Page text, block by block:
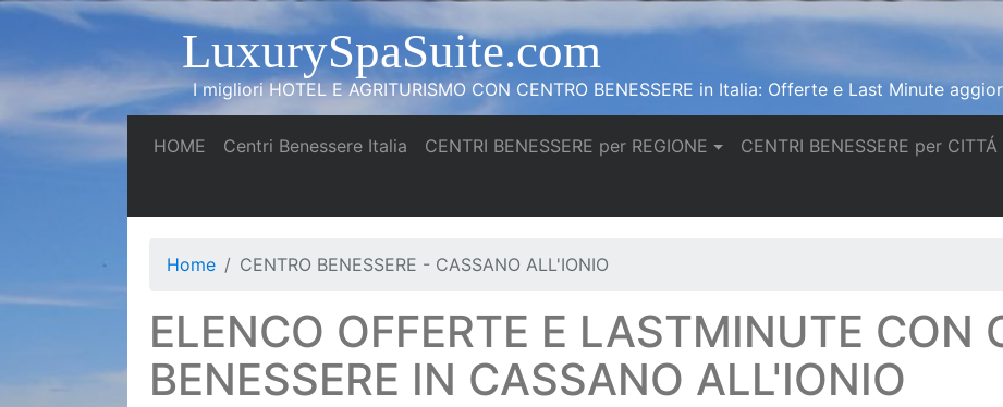
LuxurySpaSuite.com
I migliori HOTEL E AGRITURISMO CON CENTRO BENESSERE in Italia: Offerte e Last Minute
HOME (current)
Centri Benessere Italia (current)
CENTRI BENESSERE per REGIONE CENTRI BENESSERE per CITTÁ
Home CENTRO BENESSERE - CASSANO ALL'IONIO
ELENCO OFFERTE E LASTMINUTE CON
BENESSERE IN CASSANO ALL'IONIO